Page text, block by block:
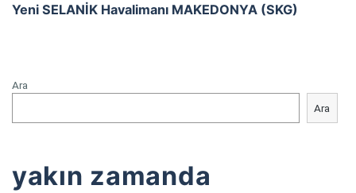
Yeni SELANİK Havalimanı MAKEDONYA (SKG)
Ara
Ara
yakın zamanda